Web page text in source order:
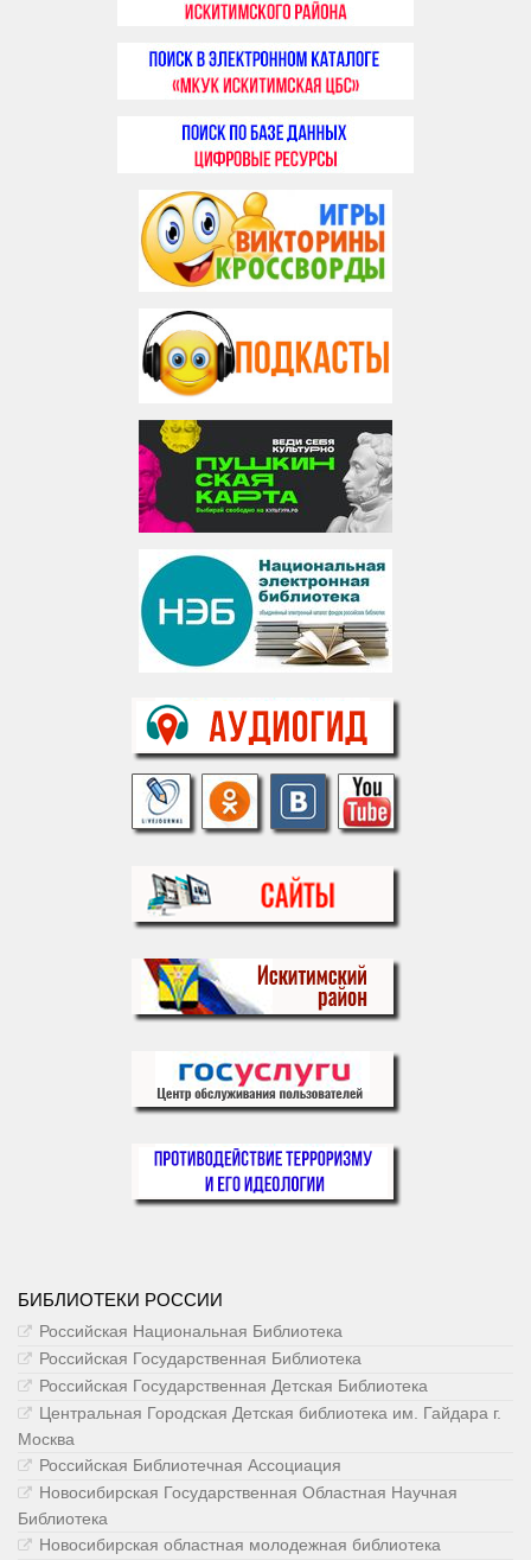
БИБЛИОТЕКИ РОССИИ
Российская Национальная Библиотека
Российская Государственная Библиотека
Российская Государственная Детская Библиотека
Центральная Городская Детская библиотека им. Гайдара г.
Москва
Российская Библиотечная Ассоциация
Новосибирская Государственная Областная Научная
Библиотека
Новосибирская областная молодежная библиотека